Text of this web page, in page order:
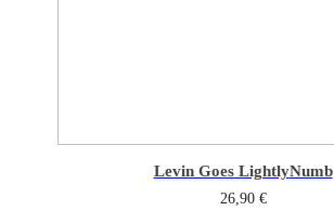
Levin Goes LightlyNumb
26,90 €